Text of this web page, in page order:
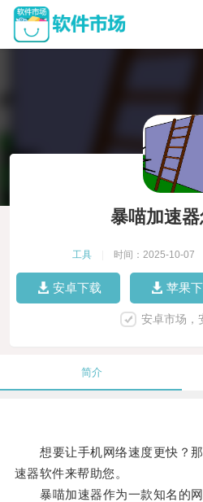
暴喵加速器
工具 时间：2025-10-07
安卓下载 苹果
安卓市场，
简介
想要让手机网络速度更快？那
速器软件来帮助您。
暴喵加速器作为一款知名的网